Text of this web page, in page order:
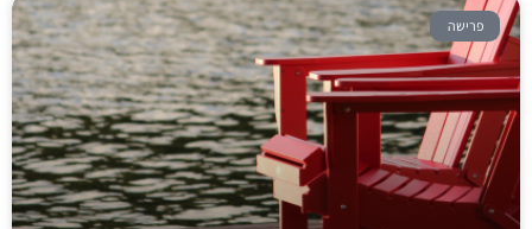
פרישה